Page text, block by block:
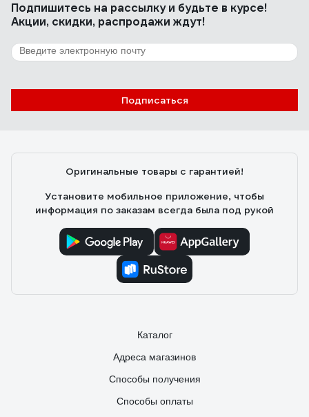
Подпишитесь на рассылкуи будьте в курсе!
Акции, скидки, распродажи ждут!
Подписаться
Оригинальные товары с гарантией!
Установите мобильное приложение, чтобы
информация по заказам всегда была под рукой
Каталог
Адреса магазинов
Способы получения
Способы оплаты